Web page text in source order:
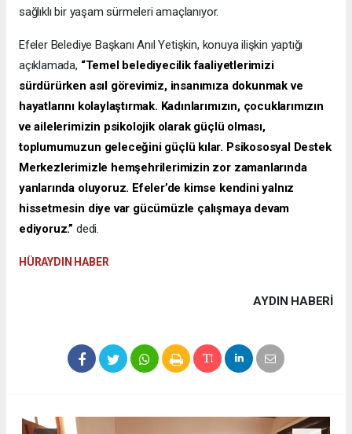
sağlıklı bir yaşam sürmeleri amaçlanıyor.
Efeler Belediye Başkanı Anıl Yetişkin, konuya ilişkin yaptığı
açıklamada, “Temel belediyecilik faaliyetlerimizi
sürdürürken asıl görevimiz, insanımıza dokunmak ve
hayatlarını kolaylaştırmak. Kadınlarımızın, çocuklarımızın
ve ailelerimizin psikolojik olarak güçlü olması,
toplumumuzun geleceğini güçlü kılar. Psikososyal Destek
Merkezlerimizle hemşehrilerimizin zor zamanlarında
yanlarında oluyoruz. Efeler’de kimse kendini yalnız
hissetmesin diye var gücümüzle çalışmaya devam
ediyoruz.” dedi.
HÜRAYDIN HABER
AYDIN HABERİ